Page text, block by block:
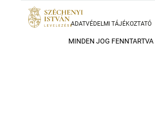
MINDEN JOG FENNTARTVA
ADATVÉDELMI TÁJÉKOZTATÓ